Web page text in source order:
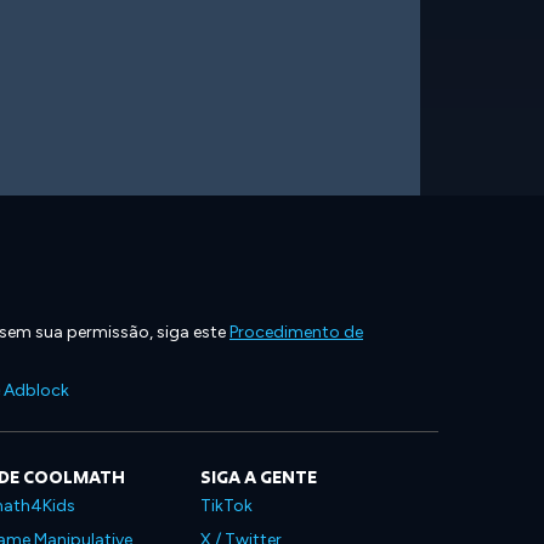
sua permissão, siga esteProcedimento de
Adblock
COOLMATH
Manipulative
SIGA A GENTE
TikTok
X / Twitter